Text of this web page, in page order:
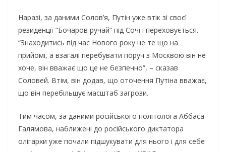
Наразі, за даними Солов’я, Путін уже втік зі своєї
резиденції “Бочаров ручай” під Сочі і переховується.
“Знаходитись під час Нового року не те що на
прийомі, а взагалі перебувати поруч з Москвою він не
хоче, він вважає що це не безпечно”, – сказав
Соловей. Втім, він додав, що оточення Путіна вважає,
що він перебільшує масштаб загрози.
Тим часом, за даними російського політолога Аббаса
Галямова, наближені до російського диктатора
олігархи уже почали підшукувати для нього і для себе